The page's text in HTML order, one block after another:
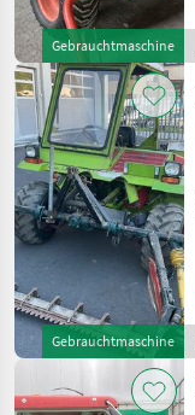
Gebrauchtmaschine
Gebrauchtmaschine